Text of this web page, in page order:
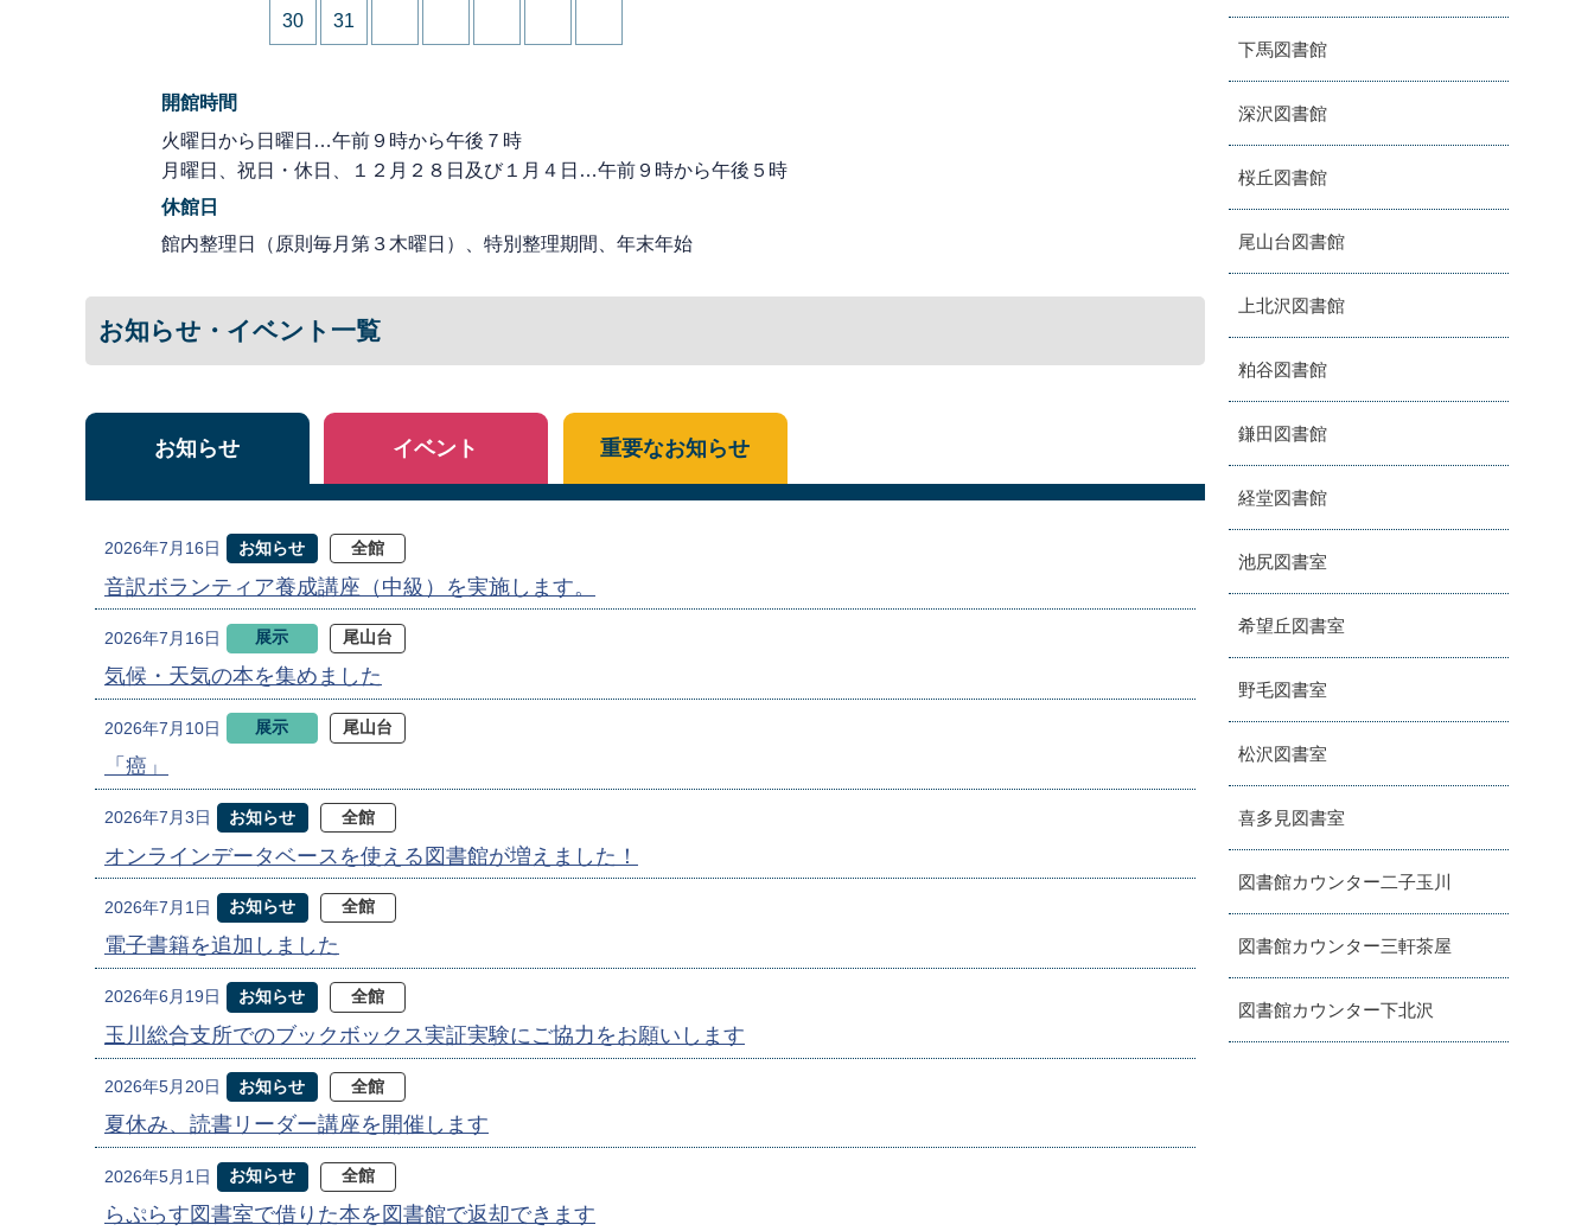
30 31
開館時間
火曜日から日曜日…午前９時から午後７時
月曜日、祝日・休日、１２月２８日及び１月４日…午前９時から午後５時
休館日
館内整理日（原則毎月第３木曜日）、特別整理期間、年末年始
お知らせ・イベント一覧
お知らせ
2026年7月16日 お知らせ 全館
音訳ボランティア養成講座（中級）を実施します。
2026年7月16日 展示 尾山台
気候・天気の本を集めました
2026年7月10日 展示 尾山台
「癌」
2026年7月3日 お知らせ 全館
オンラインデータベースを使える図書館が増えました！
2026年7月1日 お知らせ 全館
電子書籍を追加しました
2026年6月19日 お知らせ 全館
玉川総合支所でのブックボックス実証実験にご協力をお願いします
2026年5月20日 お知らせ 全館
夏休み、読書リーダー講座を開催します
2026年5月1日 お知らせ 全館
らぷらす図書室で借りた本を図書館で返却できます
イベント 重要なお知らせ
下馬図書館
深沢図書館
桜丘図書館
尾山台図書館
上北沢図書館
粕谷図書館
鎌田図書館
経堂図書館
池尻図書室
希望丘図書室
野毛図書室
松沢図書室
喜多見図書室
図書館カウンター二子玉川
図書館カウンター三軒茶屋
図書館カウンター下北沢